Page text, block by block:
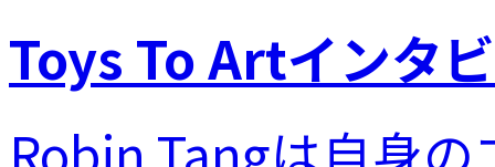
Toys To Artインタ